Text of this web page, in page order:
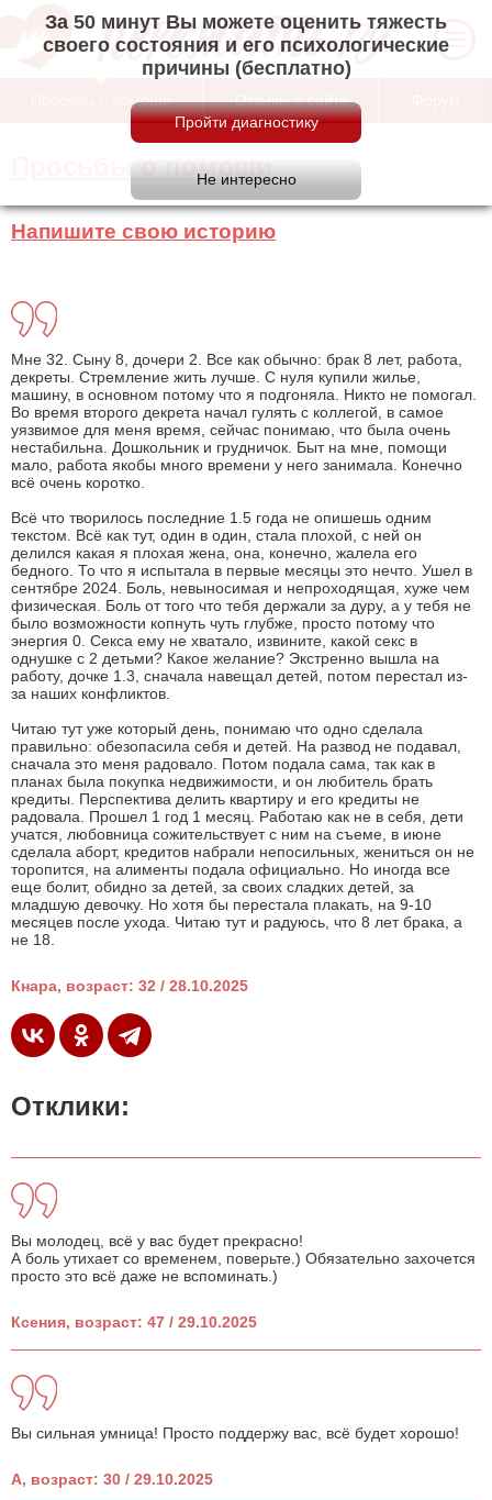
За 50 минут Вы можете оценить тяжесть
своего состояния и его психологические
причины (бесплатно)
Просьбы о помощи Отзывы о сайте
Просьбы о помощи
Напишите свою историю
Мне 32. Сыну 8, дочери 2. Все как обычно: брак 8 лет, работа,
декреты. Стремление жить лучше. С нуля купили жилье,
машину, в основном потому что я подгоняла. Никто не помогал.
Во время второго декрета начал гулять с коллегой, в самое
уязвимое для меня время, сейчас понимаю, что была очень
нестабильна. Дошкольник и грудничок. Быт на мне, помощи
мало, работа якобы много времени у него занимала. Конечно
всё очень коротко.
Всё что творилось последние 1.5 года не опишешь одним
текстом. Всё как тут, один в один, стала плохой, с ней он
делился какая я плохая жена, она, конечно, жалела его
бедного. То что я испытала в первые месяцы это нечто. Ушел в
сентябре 2024. Боль, невыносимая и непроходящая, хуже чем
физическая. Боль от того что тебя держали за дуру, а у тебя не
было возможности копнуть чуть глубже, просто потому что
энергия 0. Секса ему не хватало, извините, какой секс в
однушке с 2 детьми? Какое желание? Экстренно вышла на
работу, дочке 1.3, сначала навещал детей, потом перестал из-
за наших конфликтов.
Читаю тут уже который день, понимаю что одно сделала
правильно: обезопасила себя и детей. На развод не подавал,
сначала это меня радовало. Потом подала сама, так как в
планах была покупка недвижимости, и он любитель брать
кредиты. Перспектива делить квартиру и его кредиты не
радовала. Прошел 1 год 1 месяц. Работаю как не в себя, дети
учатся, любовница сожительствует с ним на съеме, в июне
сделала аборт, кредитов набрали непосильных, жениться он не
торопится, на алименты подала официально. Но иногда все
еще болит, обидно за детей, за своих сладких детей, за
младшую девочку. Но хотя бы перестала плакать, на 9-10
месяцев после ухода. Читаю тут и радуюсь, что 8 лет брака, а
не 18.
Кнара, возраст: 32 / 28.10.2025
Отклики:
Вы молодец, всё у вас будет прекрасно!
А боль утихает со временем, поверьте.) Обязательно захочется
просто это всё даже не вспоминать.)
Ксения, возраст: 47 / 29.10.2025
Вы сильная умница! Просто поддержу вас, всё будет хорошо!
А, возраст: 30 / 29.10.2025